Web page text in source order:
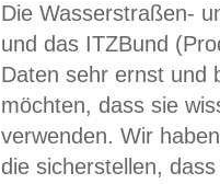
Die Wasserstraßen-
und das ITZBund
Daten sehr ernst und
möchten, dass sie
verwenden. Wir
die sicherstellen,